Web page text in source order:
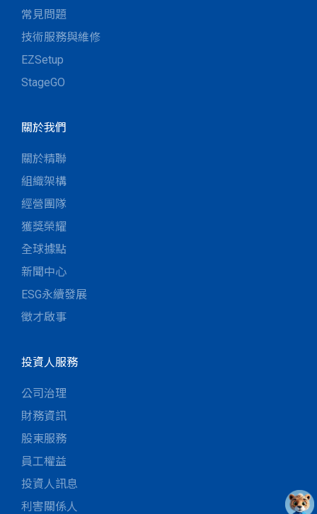
常見問題
技術服務與維修
EZSetup
StageGO
關於我們
關於精聯
組織架構
經營團隊
獲獎榮耀
全球據點
新聞中心
ESG永續發展
徵才啟事
投資人服務
公司治理
財務資訊
股東服務
員工權益
投資人訊息
利害關係人